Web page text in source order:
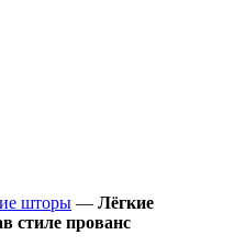
шторы — Лёгкие
стиле прованс